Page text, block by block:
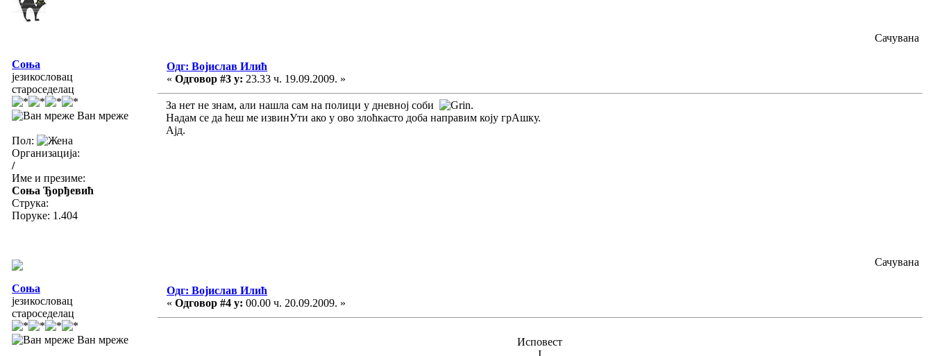
Сачувана
Соња
језикословац
староседелац
Ван мреже
Пол:
Организација:
/
Име и презиме:
Соња Ђорђевић
Струка:
Поруке: 1.404
Одг: Војислав Илић
« Одговор #3 у: 23.33 ч. 19.09.2009. »
За нет не знам, али нашла сам на полици у дневној соби
.
Надам се да ћеш ме извинУти ако у ово злоћкасто доба направим коју грАшку.
Ајд.
Сачувана
Соња
језикословац
староседелац
Ван мреже
Одг: Војислав Илић
« Одговор #4 у: 00.00 ч. 20.09.2009. »
Исповест